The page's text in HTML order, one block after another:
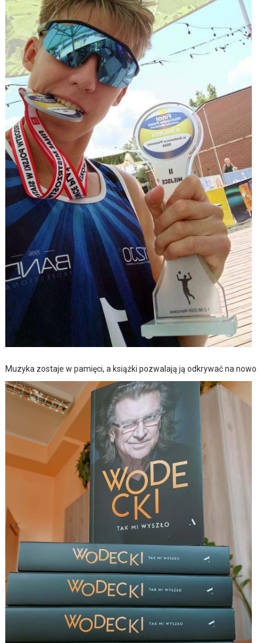
Muzyka zostaje w pamięci, a książki pozwalają ją odkrywać na nowo